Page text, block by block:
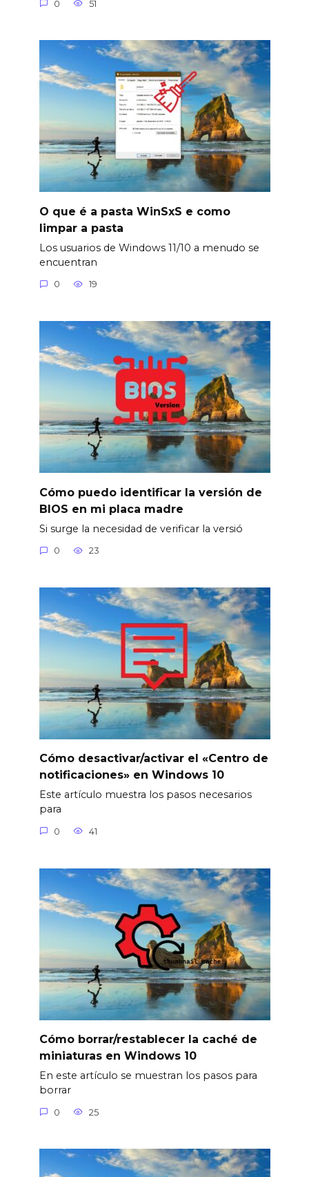
0 51
O que é a pasta WinSxS e como
limpar a pasta
Los usuarios de Windows 11/10 a menudo se
encuentran
0 19
Cómo puedo identificar la versión de
BIOS en mi placa madre
Si surge la necesidad de verificar la versió
0 23
Cómo desactivar/activar el «Centro de
notificaciones» en Windows 10
Este artículo muestra los pasos necesarios
para
0 41
Cómo borrar/restablecer la caché de
miniaturas en Windows 10
En este artículo se muestran los pasos para
borrar
0 25